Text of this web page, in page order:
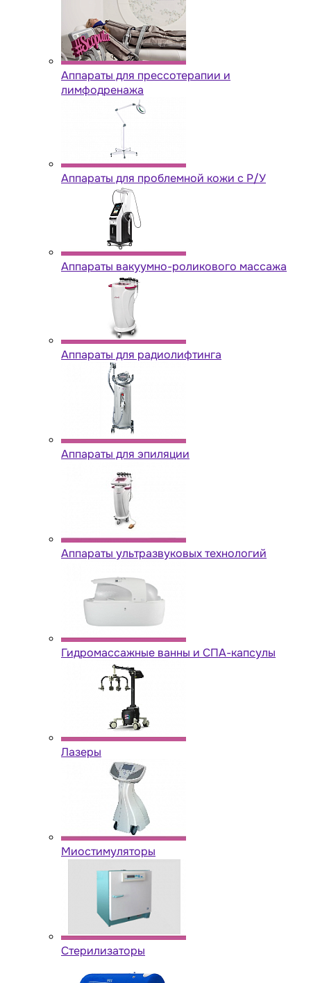
Аппараты для прессотерапии и
лимфодренажа
Аппараты для проблемной кожи с Р/У
Аппараты вакуумно-роликового массажа
Аппараты для радиолифтинга
Аппараты для эпиляции
Аппараты ультразвуковых технологий
Гидромассажные ванны и СПА-капсулы
Лазеры
Миостимуляторы
Стерилизаторы